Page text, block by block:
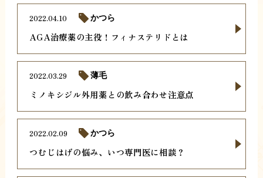
AGA治療薬の主役！フィナステリドとは
2022.04.10 かつら
ミノキシジル外用薬との飲み合わせ注意点
2022.03.29 薄毛
つむじはげの悩み、いつ専門医に相談？
2022.02.09 かつら